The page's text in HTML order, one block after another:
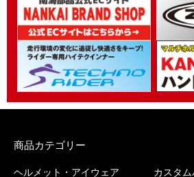
商品カテゴリー
ヘルメット・アイウェア
カスタム